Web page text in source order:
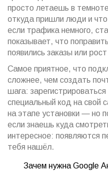
просто летаешь в
откуда пришли люди и
если трафика немного,
показывает, что
появились заказы или
Самое приятное, что
сложнее, чем создать
шага:
специальный код на свой
на этапе установки — но
если знаешь куда
интересное: появляются
тебя нашёл.
Зачем нужна Google